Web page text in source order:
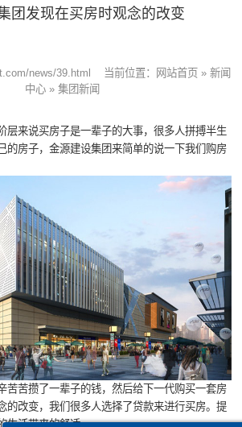
团发现在买房时观念的改变
news/39.html 当前位置： 网站首页 » 新闻
中心» 集团新闻
来说买房子是一辈子的大事，很多人拼搏半生
的房子，金源建设集团来简单的说一下我们购房
苦攒了一辈子的钱，然后给下一代购买一套房
的改变，我们很多人选择了贷款来进行买房。提
生活带来的舒适。